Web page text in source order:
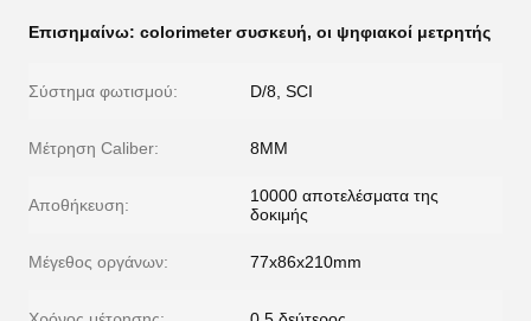
Επισημαίνω: colorimeter συσκευή, οι ψηφιακοί μετρητής
Σύστημα φωτισμού: D/8, SCI
Μέτρηση Caliber: 8MM
Αποθήκευση:
10000 αποτελέσματα της
δοκιμής
Μέγεθος οργάνων: 77x86x210mm